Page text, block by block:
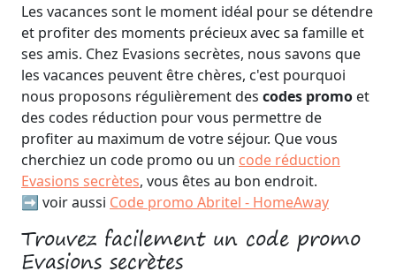
Les vacances sont le moment idéal pour se détendre
et profiter des moments précieux avec sa famille et
ses amis. Chez Evasions secrètes, nous savons que
les vacances peuvent être chères, c'est pourquoi
nous proposons régulièrement des codes promo et
des codes réduction pour vous permettre de
profiter au maximum de votre séjour. Que vous
cherchiez un code promo ou un code réduction
Evasions secrètes, vous êtes au bon endroit.
➡️ voir aussi Code promo Abritel - HomeAway
Trouvez facilement un code promo
Evasions secrètes